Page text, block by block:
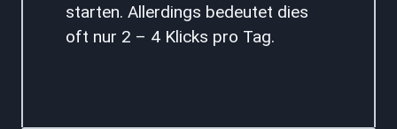
starten. Allerdings bedeutet dies
oft nur 2 – 4 Klicks pro Tag.